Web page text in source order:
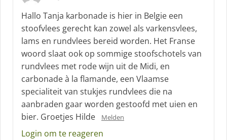
c
h
r
e
e
f
Hallo Tanja karbonade is hier in Belgie een
stoofvlees gerecht kan zowel als varkensvlees,
lams en rundvlees bereid worden. Het Franse
woord slaat ook op sommige stoofschotels van
rundvlees met rode wijn uit de Midi, en
carbonade à la flamande, een Vlaamse
specialiteit van stukjes rundvlees die na
aanbraden gaar worden gestoofd met uien en
bier. Groetjes Hilde
Melden
Login om te reageren